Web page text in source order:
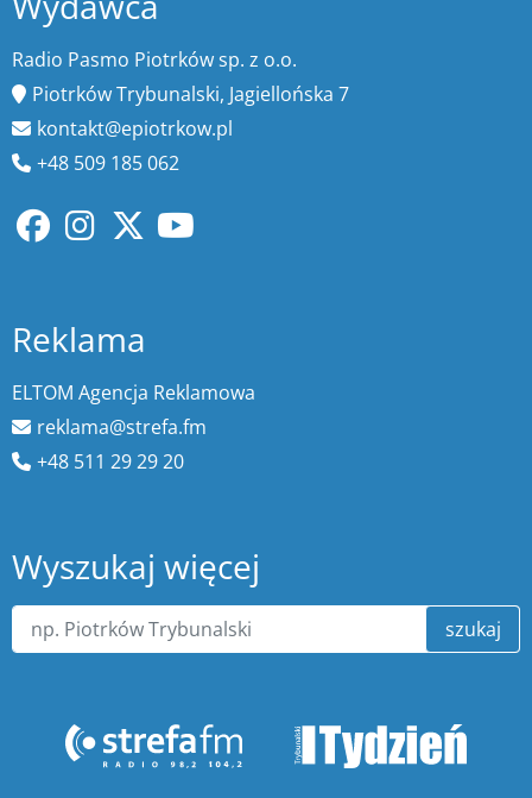
Radio Pasmo Piotrków sp. z o.o.
Piotrków Trybunalski, Jagiellońska 7
kontakt@epiotrkow.pl
+48 509 185 062
Reklama
ELTOM Agencja Reklamowa
reklama@strefa.fm
+48 511 29 29 20
Wyszukaj więcej
szukaj